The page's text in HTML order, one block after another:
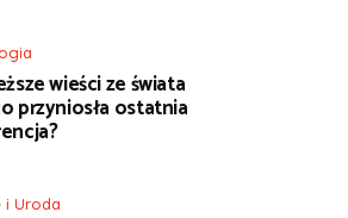
wieści ze świata
przyniosła ostatnia
i Uroda